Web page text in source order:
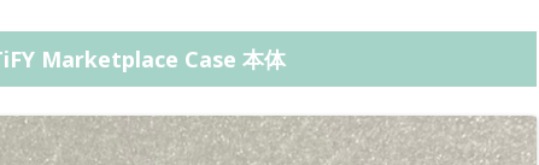
Marketplace Case 本体